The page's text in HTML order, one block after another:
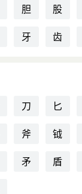
胆 股
牙 齿
刀 匕
斧 钺
矛 盾